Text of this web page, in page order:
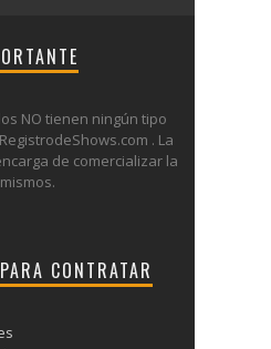
NO tienen ningún tipo
. La
de comercializar la
CONTRATAR